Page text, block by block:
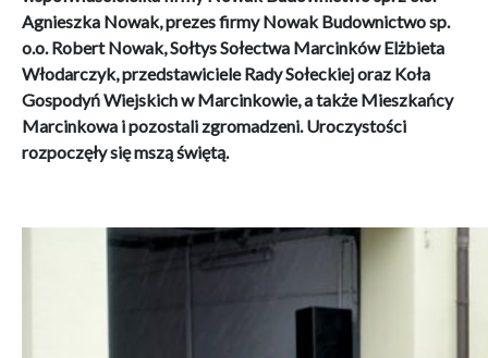
Agnieszka Nowak, prezes firmy Nowak Budownictwo sp.
o.o. Robert Nowak, Sołtys Sołectwa Marcinków Elżbieta
Włodarczyk, przedstawiciele Rady Sołeckiej oraz Koła
Gospodyń Wiejskich w Marcinkowie, a także Mieszkańcy
Marcinkowa i pozostali zgromadzeni. Uroczystości
rozpoczęły się mszą świętą.